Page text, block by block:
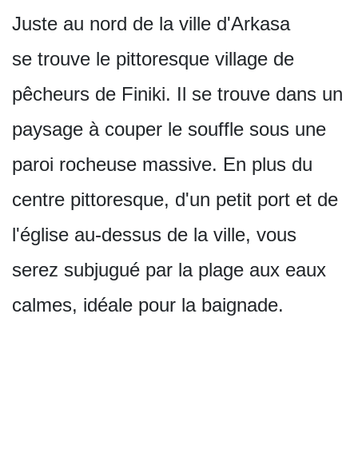
Juste au nord de la ville d'Arkasa
se trouve le pittoresque village de
pêcheurs de Finiki. Il se trouve dans un
paysage à couper le souffle sous une
paroi rocheuse massive. En plus du
centre pittoresque, d'un petit port et de
l'église au-dessus de la ville, vous
serez subjugué par la plage aux eaux
calmes, idéale pour la baignade.